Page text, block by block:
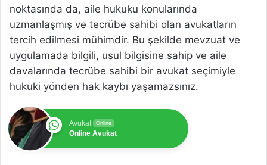
noktasında da, aile hukuku konularında
uzmanlaşmış ve tecrübe sahibi olan avukatların
tercih edilmesi mühimdir. Bu şekilde mevzuat ve
uygulamada bilgili, usul bilgisine sahip ve aile
davalarında tecrübe sahibi bir avukat seçimiyle
hukuki yönden hak kaybı yaşamazsınız.
Avukat Online
Online Avukat